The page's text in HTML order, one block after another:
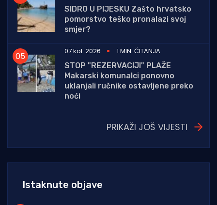
SIDRO U PIJESKU Zašto hrvatsko
pomorstvo teško pronalazi svoj
smjer?
07 kol. 2026
1 MIN. ČITANJA
STOP "REZERVACIJI" PLAŽE
Makarski komunalci ponovno
uklanjali ručnike ostavljene preko
noći
PRIKAŽI JOŠ VIJESTI
Istaknute objave